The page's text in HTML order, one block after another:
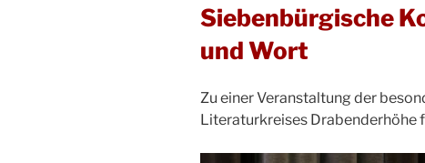
Siebenbürgische
und Wort
Zu einer Veranstaltung der
Literaturkreises Drabenderhöhe